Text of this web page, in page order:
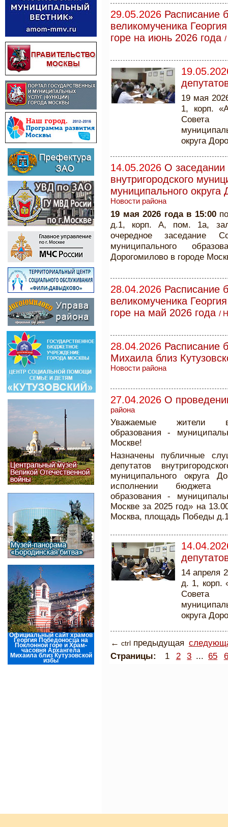
29.05.2026 Расписание
великомученика
горе на июнь 2026 года /
19 мая
1, корп.
Совета
округа
14.05.2026 О заседании
внутригородского
муниципального
Новости района
19 мая 2026 года в 15:00
д.1, корп. А, пом. 1а,
очередное заседание
муниципального
Дорогомилово в городе
28.04.2026 Расписание
великомученика
горе на май 2026 года /
28.04.2026 Расписание
Михаила близ
Новости района
27.04.2026 О
района
Уважаемые жители
образования -
Москве!
Назначены публичные
депутатов
муниципального округа
исполнении бюджета
образования -
Москве за 2025 год» на
Москва, площадь Победы
14 апреля
д. 1, корп.
Совета
округа
← ctrl предыдущая
Страницы:
1 2 3 ... 65
Официальный сайт храмов
Георгия Победоносца на
Поклонной горе и Храм-
часовня Архангела
Михаила близ Кутузовской
избы